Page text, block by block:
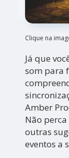
Clique na
Já que
som para
Amber
Não perca
outras
eventos a